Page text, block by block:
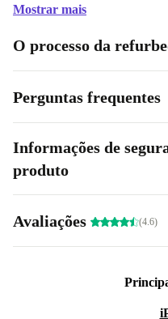
Mostrar mais
O processo da
Perguntas frequentes
Informações de
produto
Avaliações (4.6)